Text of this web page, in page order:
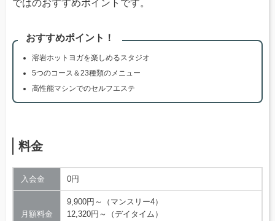
ではのおすすめポイントです。
おすすめポイント！
溶岩ホットヨガを楽しめるスタジオ
5つのコース＆23種類のメニュー
高性能マシンでのセルフエステ
料金
入会金 0円
月額料金
9,900円～（マンスリー4）
12,320円～（デイタイム）